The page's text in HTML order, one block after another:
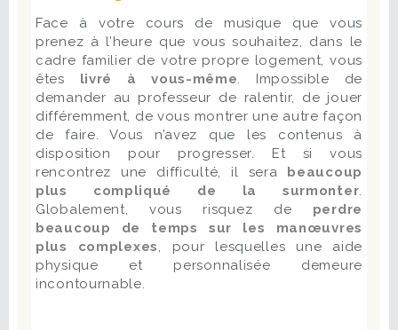
Face à votre cours de musique que vous
prenez à l’heure que vous souhaitez, dans le
cadre familier de votre propre logement, vous
êtes livré à vous-même. Impossible de
demander au professeur de ralentir, de jouer
différemment, de vous montrer une autre façon
de faire. Vous n’avez que les contenus à
disposition pour progresser. Et si vous
rencontrez une difficulté, il sera beaucoup
plus compliqué de la surmonter.
Globalement, vous risquez de perdre
beaucoup de temps sur les manœuvres
plus complexes, pour lesquelles une aide
physique et personnalisée demeure
incontournable.